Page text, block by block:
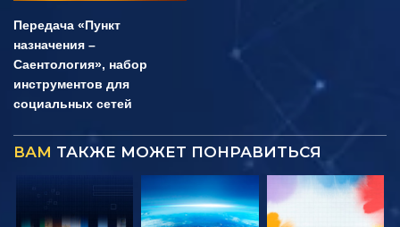
Передача «Пункт
назначения –
Саентология», набор
инструментов для
социальных сетей
ВАМ ТАКЖЕ МОЖЕТ ПОНРАВИТЬСЯ